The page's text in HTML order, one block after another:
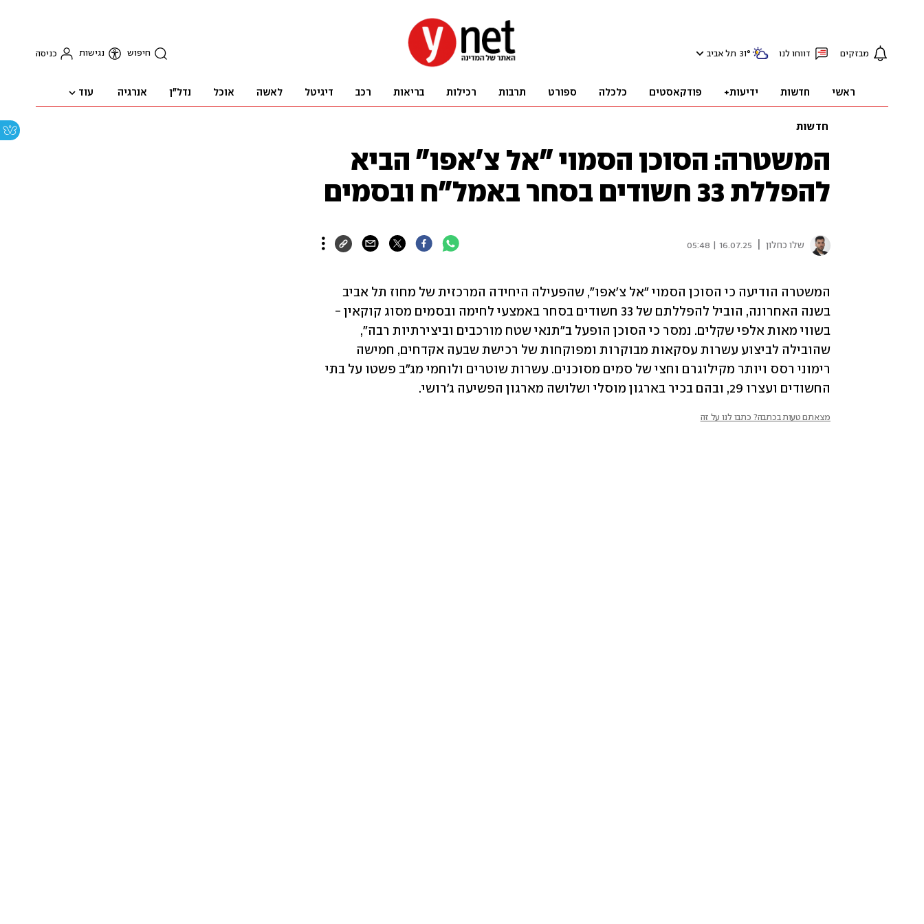
מבזקים דווחו לנו 31° תל אביב חיפוש נגישות כניסה
ראשי חדשות ידיעות+ פודקאסטים כלכלה ספורט תרבות רכילות בריאות רכב דיגיטל לאשה אוכל נדל"ן אנרגיה עוד
חדשות
המשטרה: הסוכן הסמוי "אל צ'אפו" הביא
להפללת 33 חשודים בסחר באמל"ח ובסמים
שלו כחלון 16.07.25 | 05:48
החשודים ועצרו 29, ובהם בכיר בארגון מוסלי ושלושה מארגון הפשיעה ג'רושי.
מצאתם טעות בכתבה? כתבו לנו על זה